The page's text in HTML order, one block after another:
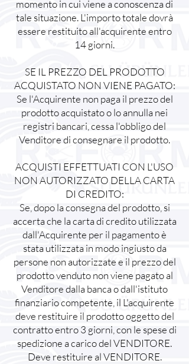
momento in cui viene a conoscenza di
tale situazione. L'importo totale dovrà
essere restituito all'acquirente entro
14 giorni.
SE IL PREZZO DEL PRODOTTO
ACQUISTATO NON VIENE PAGATO:
Se l'Acquirente non paga il prezzo del
prodotto acquistato o lo annulla nei
registri bancari, cessa l'obbligo del
Venditore di consegnare il prodotto.
ACQUISTI EFFETTUATI CON L'USO
NON AUTORIZZATO DELLA CARTA
DI CREDITO:
Se, dopo la consegna del prodotto, si
accerta che la carta di credito utilizzata
dall'Acquirente per il pagamento è
stata utilizzata in modo ingiusto da
persone non autorizzate e il prezzo del
prodotto venduto non viene pagato al
Venditore dalla banca o dall'istituto
finanziario competente, il L'acquirente
deve restituire il prodotto oggetto del
contratto entro 3 giorni, con le spese di
spedizione a carico del VENDITORE.
Deve restituire al VENDITORE.